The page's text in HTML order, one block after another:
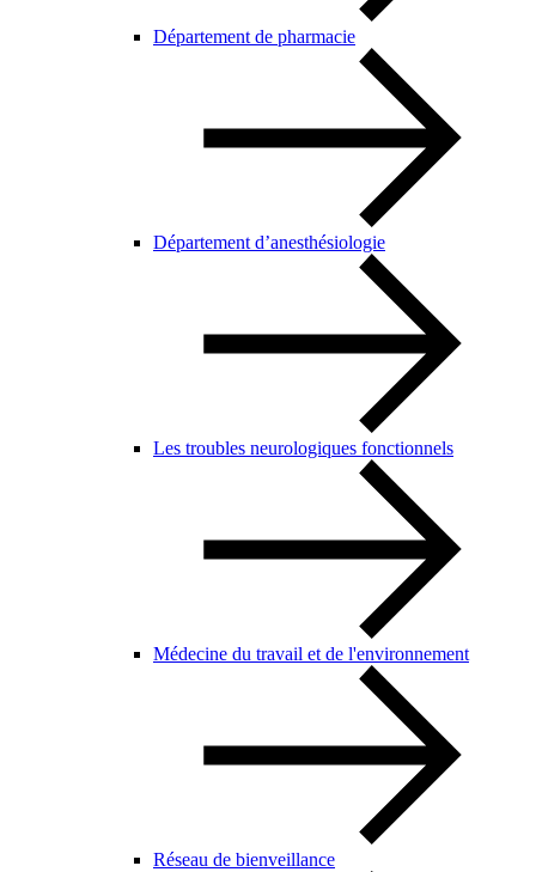
Département de pharmacie
Département d’anesthésiologie
Les troubles neurologiques fonctionnels
Médecine du travail et de l'environnement
Réseau de bienveillance